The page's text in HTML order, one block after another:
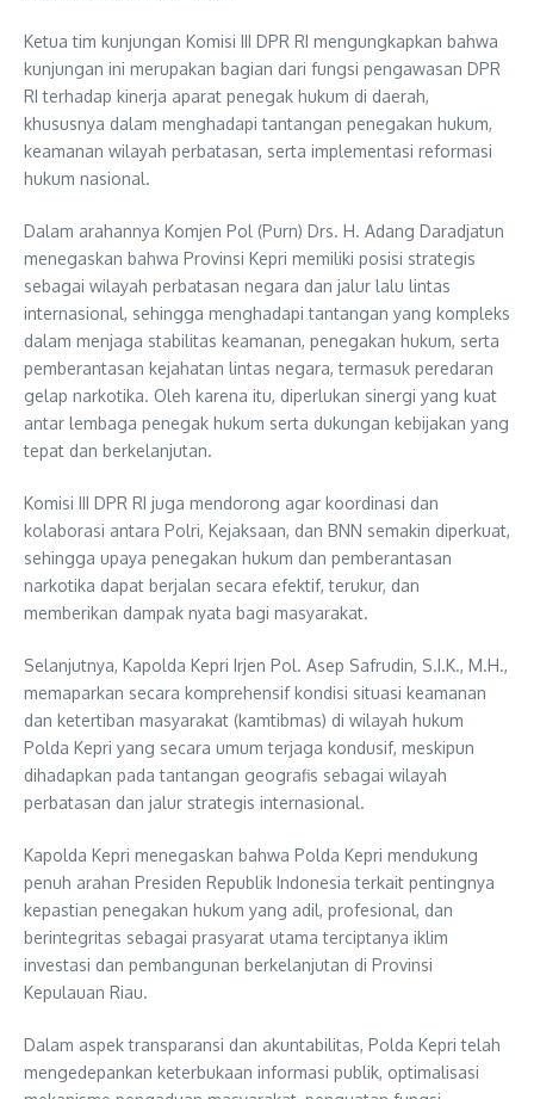
Ketua tim kunjungan Komisi III DPR RI mengungkapkan bahwa
kunjungan ini merupakan bagian dari fungsi pengawasan DPR
RI terhadap kinerja aparat penegak hukum di daerah,
khususnya dalam menghadapi tantangan penegakan hukum,
keamanan wilayah perbatasan, serta implementasi reformasi
hukum nasional.
Dalam arahannya Komjen Pol (Purn) Drs. H. Adang Daradjatun
menegaskan bahwa Provinsi Kepri memiliki posisi strategis
sebagai wilayah perbatasan negara dan jalur lalu lintas
internasional, sehingga menghadapi tantangan yang kompleks
dalam menjaga stabilitas keamanan, penegakan hukum, serta
pemberantasan kejahatan lintas negara, termasuk peredaran
gelap narkotika. Oleh karena itu, diperlukan sinergi yang kuat
antar lembaga penegak hukum serta dukungan kebijakan yang
tepat dan berkelanjutan.
Komisi III DPR RI juga mendorong agar koordinasi dan
kolaborasi antara Polri, Kejaksaan, dan BNN semakin diperkuat,
sehingga upaya penegakan hukum dan pemberantasan
narkotika dapat berjalan secara efektif, terukur, dan
memberikan dampak nyata bagi masyarakat.
Selanjutnya, Kapolda Kepri Irjen Pol. Asep Safrudin, S.I.K., M.H.,
memaparkan secara komprehensif kondisi situasi keamanan
dan ketertiban masyarakat (kamtibmas) di wilayah hukum
Polda Kepri yang secara umum terjaga kondusif, meskipun
dihadapkan pada tantangan geografis sebagai wilayah
perbatasan dan jalur strategis internasional.
Kapolda Kepri menegaskan bahwa Polda Kepri mendukung
penuh arahan Presiden Republik Indonesia terkait pentingnya
kepastian penegakan hukum yang adil, profesional, dan
berintegritas sebagai prasyarat utama terciptanya iklim
investasi dan pembangunan berkelanjutan di Provinsi
Kepulauan Riau.
Dalam aspek transparansi dan akuntabilitas, Polda Kepri telah
mengedepankan keterbukaan informasi publik, optimalisasi